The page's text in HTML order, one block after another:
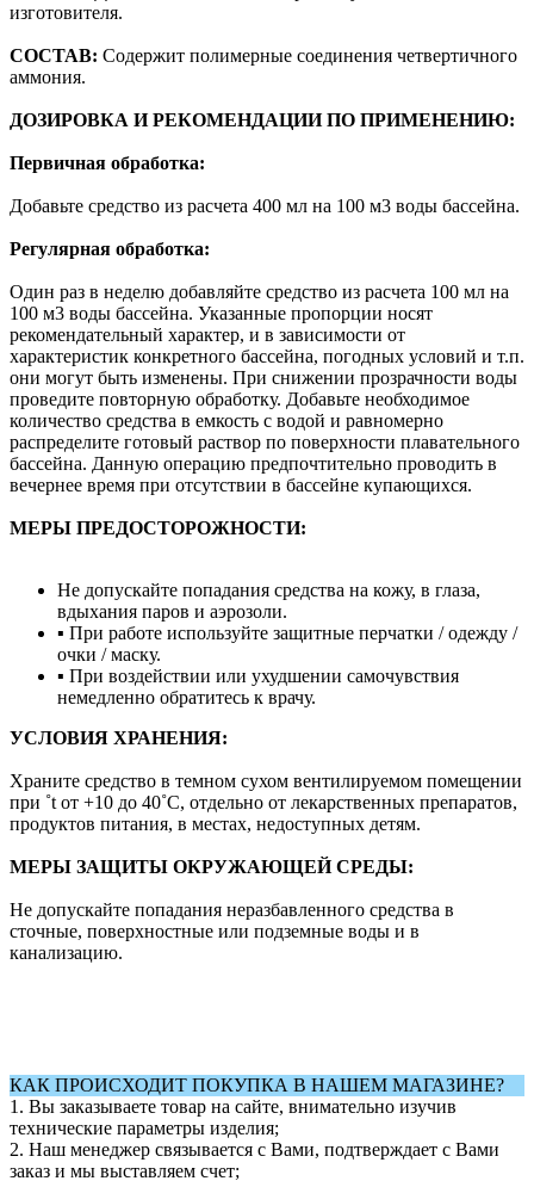
изготовителя.
СОСТАВ: Содержит полимерные соединения четвертичного
аммония.
ДОЗИРОВКА И РЕКОМЕНДАЦИИ ПО ПРИМЕНЕНИЮ:
Первичная обработка:
Добавьте средство из расчета 400 мл на 100 м3 воды бассейна.
Регулярная обработка:
Один раз в неделю добавляйте средство из расчета 100 мл на
100 м3 воды бассейна. Указанные пропорции носят
рекомендательный характер, и в зависимости от
характеристик конкретного бассейна, погодных условий и т.п.
они могут быть изменены. При снижении прозрачности воды
проведите повторную обработку. Добавьте необходимое
количество средства в емкость с водой и равномерно
распределите готовый раствор по поверхности плавательного
бассейна. Данную операцию предпочтительно проводить в
вечернее время при отсутствии в бассейне купающихся.
МЕРЫ ПРЕДОСТОРОЖНОСТИ:
Не допускайте попадания средства на кожу, в глаза,
вдыхания паров и аэрозоли.
▪ При работе используйте защитные перчатки / одежду /
очки / маску.
▪ При воздействии или ухудшении самочувствия
немедленно обратитесь к врачу.
УСЛОВИЯ ХРАНЕНИЯ:
Храните средство в темном сухом вентилируемом помещении
при ˚t от +10 до 40˚С, отдельно от лекарственных препаратов,
продуктов питания, в местах, недоступных детям.
МЕРЫ ЗАЩИТЫ ОКРУЖАЮЩЕЙ СРЕДЫ:
Не допускайте попадания неразбавленного средства в
сточные, поверхностные или подземные воды и в
канализацию.
КАК ПРОИСХОДИТ ПОКУПКА В НАШЕМ МАГАЗИНЕ?
1. Вы заказываете товар на сайте, внимательно изучив
технические параметры изделия;
2. Наш менеджер связывается с Вами, подтверждает с Вами
заказ и мы выставляем счет;